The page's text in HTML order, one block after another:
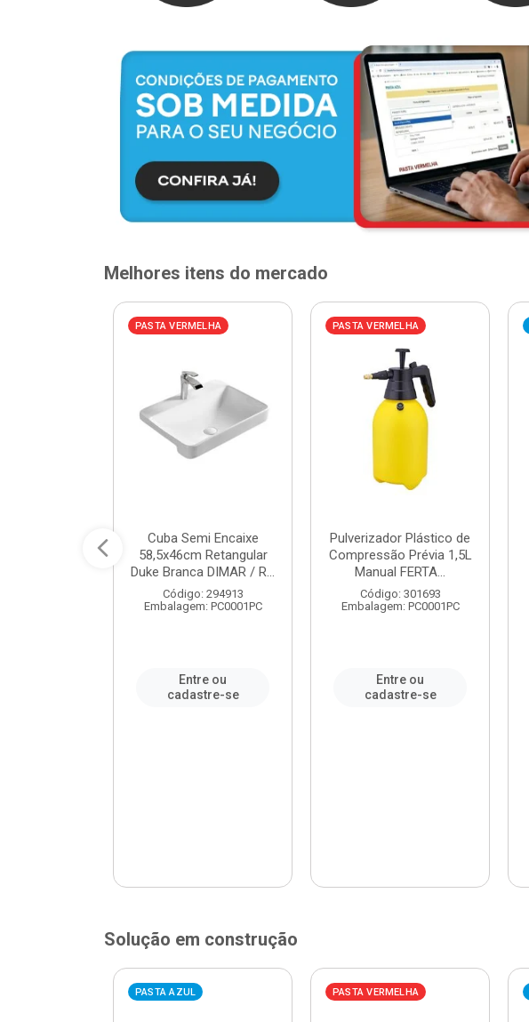
Melhores itens do mercado
PASTA VERMELHA
Cuba Semi Encaixe
58,5x46cm Retangular
Duke Branca DIMAR / R...
Código: 294913
Embalagem: PC0001PC
Entre ou
cadastre-se
PASTA VERMELHA
Pulverizador Plástico de
Compressão Prévia 1,5L
Manual FERTA...
Código: 301693
Embalagem: PC0001PC
Entre ou
cadastre-se
Solução em construção
PASTA AZUL PASTA VERMELHA